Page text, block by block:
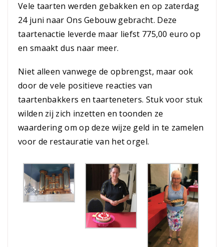
Vele taarten werden gebakken en op zaterdag
24 juni naar Ons Gebouw gebracht. Deze
taartenactie leverde maar liefst 775,00 euro op
en smaakt dus naar meer.
Niet alleen vanwege de opbrengst, maar ook
door de vele positieve reacties van
taartenbakkers en taarteneters. Stuk voor stuk
wilden zij zich inzetten en toonden ze
waardering om op deze wijze geld in te zamelen
voor de restauratie van het orgel.